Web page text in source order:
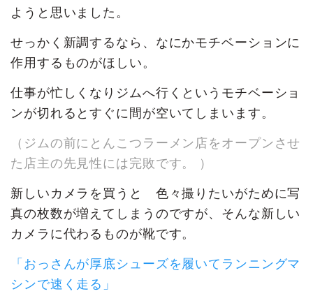
ようと思いました。
せっかく新調するなら、なにかモチベーションに
作用するものがほしい。
仕事が忙しくなりジムへ行くというモチベーショ
ンが切れるとすぐに間が空いてしまいます。
（ジムの前にとんこつラーメン店をオープンさせ
た店主の先見性には完敗です。 ）
新しいカメラを買うと 色々撮りたいがために写
真の枚数が増えてしまうのですが、そんな新しい
カメラに代わるものが靴です。
「おっさんが厚底シューズを履いてランニングマ
シンで速く走る」